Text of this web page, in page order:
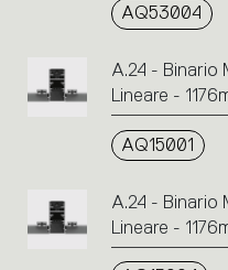
AQ53004
A.24 - Binario
Lineare -
AQ15001
A.24 - Binario
Lineare -